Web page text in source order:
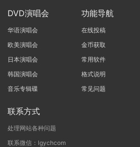
DVD演唱会
华语演唱会
欧美演唱会
日本演唱会
韩国演唱会
音乐专辑碟
功能导航
在线投稿
金币获取
常用软件
格式说明
常见问题
联系方式
处理网站各种问题
联系微信：lgychcom